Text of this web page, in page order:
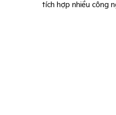
tích hợp nhiều công